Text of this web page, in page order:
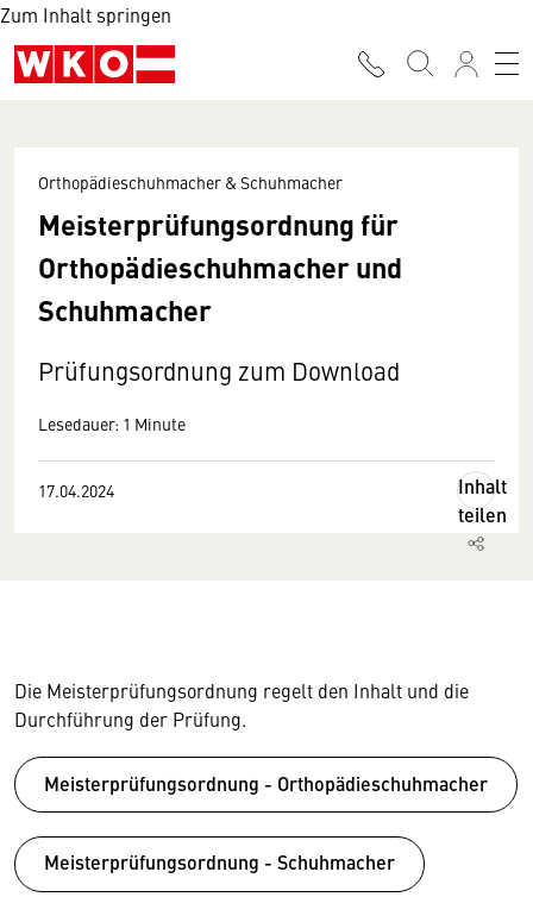
Zum Inhalt springen
Orthopädieschuhmacher & Schuhmacher
Meisterprüfungsordnung für
Orthopädieschuhmacher und
Schuhmacher
Prüfungsordnung zum Download
Lesedauer: 1 Minute
17.04.2024
Inhalt
teilen
Die Meisterprüfungsordnung regelt den Inhalt und die
Durchführung der Prüfung.
Meisterprüfungsordnung - Orthopädieschuhmacher
Meisterprüfungsordnung - Schuhmacher